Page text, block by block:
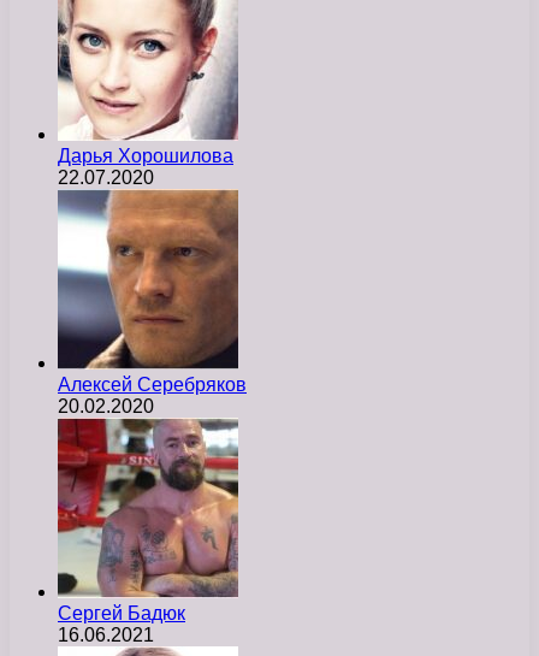
Дарья Хорошилова
22.07.2020
Алексей Серебряков
20.02.2020
Сергей Бадюк
16.06.2021